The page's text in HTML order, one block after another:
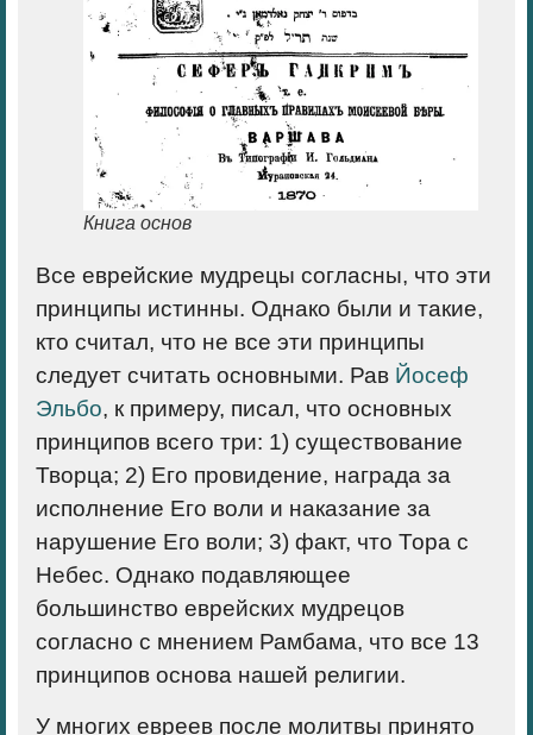
Книга основ
Все еврейские мудрецы согласны, что эти
принципы истинны. Однако были и такие,
кто считал, что не все эти принципы
следует считать основными. Рав Йосеф
Эльбо, к примеру, писал, что основных
принципов всего три: 1) существование
Творца; 2) Его провидение, награда за
исполнение Его воли и наказание за
нарушение Его воли; 3) факт, что Тора с
Небес. Однако подавляющее
большинство еврейских мудрецов
согласно с мнением Рамбама, что все 13
принципов основа нашей религии.
У многих евреев после молитвы принято